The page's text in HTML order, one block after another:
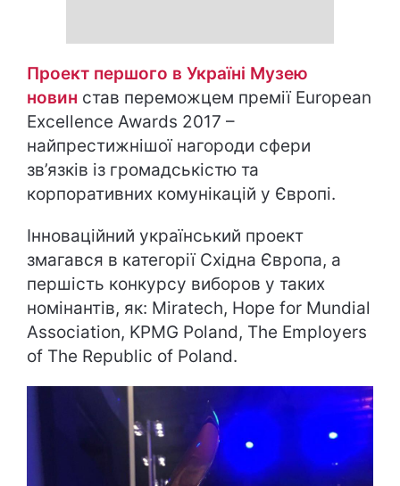
Проект першого в Україні Музею
новин став переможцем премії European
Excellence Awards 2017 –
найпрестижнішої нагороди сфери
зв’язків із громадськістю та
корпоративних комунікацій у Європі.
Інноваційний український проект
змагався в категорії Східна Європа, а
першість конкурсу виборов у таких
номінантів, як: Miratech, Hope for Mundial
Association, KPMG Poland, The Employers
of The Republic of Poland.